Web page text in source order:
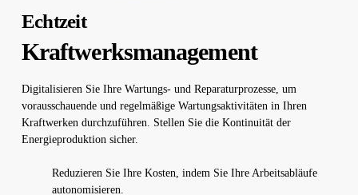
Echtzeit
Kraftwerksmanagement
Digitalisieren Sie Ihre Wartungs- und Reparaturprozesse, um
vorausschauende und regelmäßige Wartungsaktivitäten in Ihren
Kraftwerken durchzuführen. Stellen Sie die Kontinuität der
Energieproduktion sicher.
Reduzieren Sie Ihre Kosten, indem Sie Ihre Arbeitsabläufe
autonomisieren.